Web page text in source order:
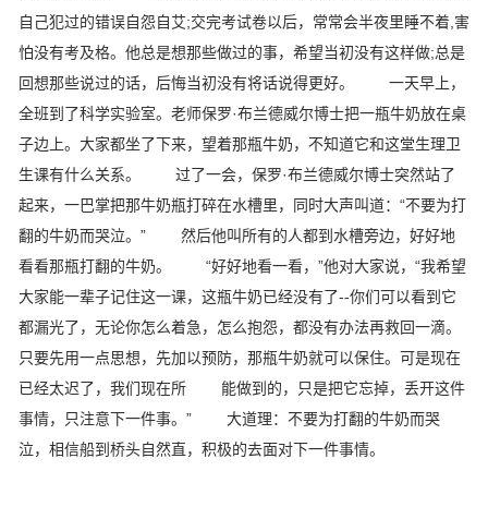
自己犯过的错误自怨自艾;交完考试卷以后，常常会半夜里睡不着,害
怕没有考及格。他总是想那些做过的事，希望当初没有这样做;总是
回想那些说过的话，后悔当初没有将话说得更好。 一天早上，
全班到了科学实验室。老师保罗·布兰德威尔博士把一瓶牛奶放在桌
子边上。大家都坐了下来，望着那瓶牛奶，不知道它和这堂生理卫
生课有什么关系。 过了一会，保罗·布兰德威尔博士突然站了
起来，一巴掌把那牛奶瓶打碎在水槽里，同时大声叫道：“不要为打
翻的牛奶而哭泣。” 然后他叫所有的人都到水槽旁边，好好地
看看那瓶打翻的牛奶。 “好好地看一看，”他对大家说，“我希望
大家能一辈子记住这一课，这瓶牛奶已经没有了--你们可以看到它
都漏光了，无论你怎么着急，怎么抱怨，都没有办法再救回一滴。
只要先用一点思想，先加以预防，那瓶牛奶就可以保住。可是现在
已经太迟了，我们现在所 能做到的，只是把它忘掉，丢开这件
事情，只注意下一件事。” 大道理：不要为打翻的牛奶而哭
泣，相信船到桥头自然直，积极的去面对下一件事情。